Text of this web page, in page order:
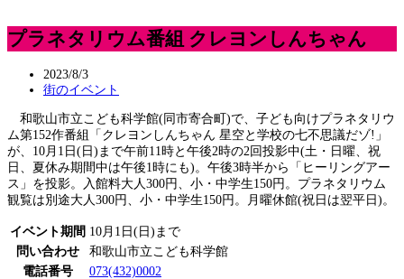
プラネタリウム番組 クレヨンしんちゃん
2023/8/3
街のイベント
和歌山市立こども科学館(同市寄合町)で、子ども向けプラネタリウ
ム第152作番組「クレヨンしんちゃん 星空と学校の七不思議だゾ!」
が、10月1日(日)まで午前11時と午後2時の2回投影中(土・日曜、祝
日、夏休み期間中は午後1時にも)。午後3時半から「ヒーリングアー
ス」を投影。入館料大人300円、小・中学生150円。プラネタリウム
観覧は別途大人300円、小・中学生150円。月曜休館(祝日は翌平日)。
イベント期間 10月1日(日)まで
問い合わせ
和歌山市立こども科学館
電話番号
073(432)0002